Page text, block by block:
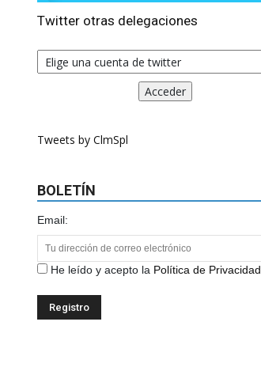
Twitter otras delegaciones
Tweets by ClmSpl
BOLETÍN
Email:
He leído y acepto la Política de Privacidad